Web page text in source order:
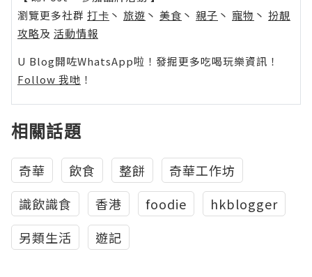
瀏覽更多社群 打卡 丶 旅遊 丶 美食 丶 親子 丶 寵物 丶 扮靚
攻略及 活動情報
U Blog開咗WhatsApp啦！發掘更多吃喝玩樂資訊！
Follow 我哋 ！
相關話題
奇華 飲食 整餅
奇華工作坊
識飲識食
香港 foodie
hkblogger
另類生活
遊記